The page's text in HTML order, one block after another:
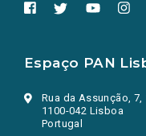
Espaço PAN
Rua da Assunção, 7,
1100-042 Lisboa
Portugal